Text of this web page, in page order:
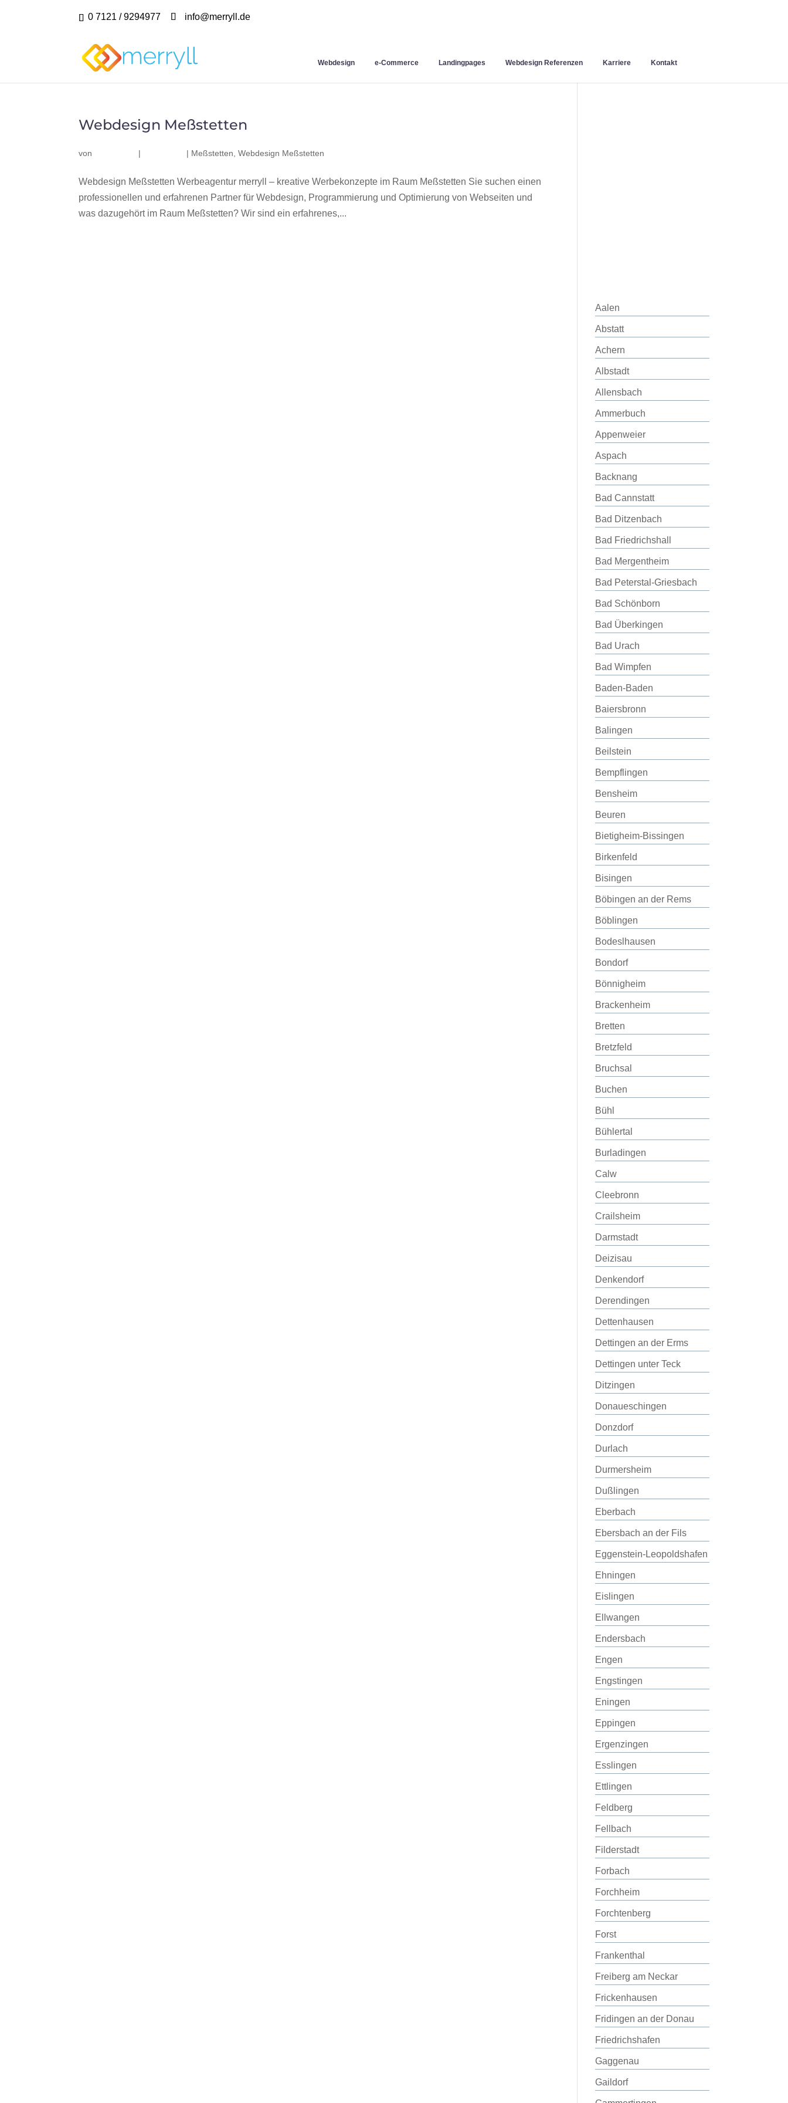
0 7121 / 9294977 info@merryll.de
Webdesign e-Commerce Landingpages Webdesign Referenzen Karriere Kontakt
Webdesign Meßstetten
von | | Meßstetten ,Webdesign Meßstetten
Webdesign Meßstetten Werbeagentur merryll – kreative Werbekonzepte im Raum Meßstetten Sie suchen einen
professionellen und erfahrenen Partner für Webdesign, Programmierung und Optimierung von Webseiten und
was dazugehört im Raum Meßstetten? Wir sind ein erfahrenes,...
Aalen
Abstatt
Achern
Albstadt
Allensbach
Ammerbuch
Appenweier
Aspach
Backnang
Bad Cannstatt
Bad Ditzenbach
Bad Friedrichshall
Bad Mergentheim
Bad Peterstal-Griesbach
Bad Schönborn
Bad Überkingen
Bad Urach
Bad Wimpfen
Baden-Baden
Baiersbronn
Balingen
Beilstein
Bempflingen
Bensheim
Beuren
Bietigheim-Bissingen
Birkenfeld
Bisingen
Böbingen an der Rems
Böblingen
Bodeslhausen
Bondorf
Bönnigheim
Brackenheim
Bretten
Bretzfeld
Bruchsal
Buchen
Bühl
Bühlertal
Burladingen
Calw
Cleebronn
Crailsheim
Darmstadt
Deizisau
Denkendorf
Derendingen
Dettenhausen
Dettingen an der Erms
Dettingen unter Teck
Ditzingen
Donaueschingen
Donzdorf
Durlach
Durmersheim
Dußlingen
Eberbach
Ebersbach an der Fils
Eggenstein-Leopoldshafen
Ehningen
Eislingen
Ellwangen
Endersbach
Engen
Engstingen
Eningen
Eppingen
Ergenzingen
Esslingen
Ettlingen
Feldberg
Fellbach
Filderstadt
Forbach
Forchheim
Forchtenberg
Forst
Frankenthal
Freiberg am Neckar
Frickenhausen
Fridingen an der Donau
Friedrichshafen
Gaggenau
Gaildorf